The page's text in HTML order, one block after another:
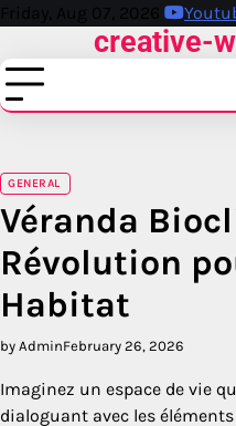
Skip
content
Friday, Aug 07, 2026
creative-
GENERAL
Véranda
Révolution
Habitat
by AdminFebruary 26, 2026
Imaginez un espace de vie
dialoguant avec les